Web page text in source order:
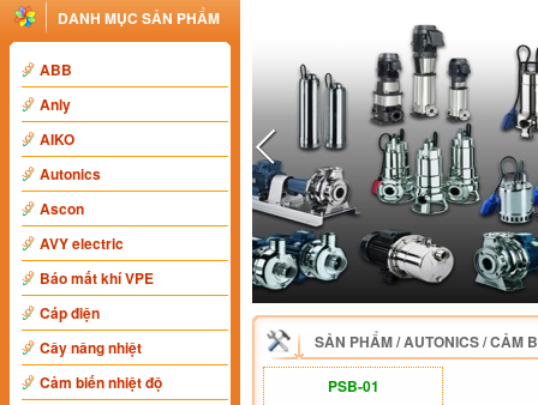
DANH MỤC SẢN PHẨM
ABB
Anly
AIKO
Autonics
Ascon
AVY electric
Báo mất khí VPE
Cáp điện
Cây nâng nhiệt
Cảm biến nhiệt độ
SẢN PHẨM/AUTONICS/CẢM
PSB-01